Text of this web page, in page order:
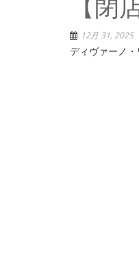
【閉
12月 31, 2025
ディヴァーノ